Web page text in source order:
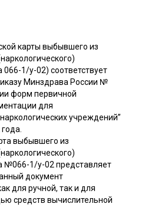
карты выбывшего из
1/у-02) соответствует
Минздрава России №
форм первичной
для
учреждений”
выбывшего из
№066-1/у-02 представляет
документ
для ручной, так и для
средств вычислительной